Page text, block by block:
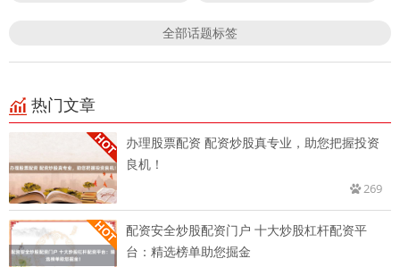
全部话题标签
热门文章
办理股票配资 配资炒股真专业，助您把握投资
良机！
269
配资安全炒股配资门户 十大炒股杠杆配资平
台：精选榜单助您掘金